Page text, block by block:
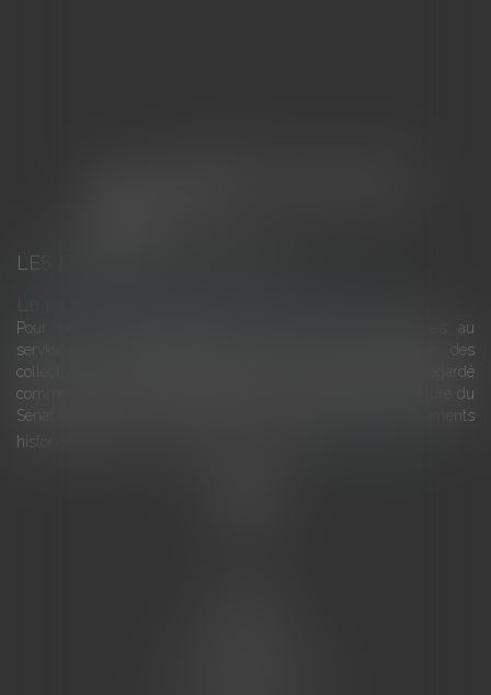
LES DERNIÈRES ACTUALITÉS
Le joug léger des monuments historiques
Pour une gestion patrimoniale des monuments historiques au
service du développement économique et touristique des
collectivités Le monument historique a longtemps été regardé
comme une charge. Le rapport que la commission de la culture du
Sénat a consacré, en juillet 2026, à la gestion des monuments
historiques invite à y voir aussi une ressour...